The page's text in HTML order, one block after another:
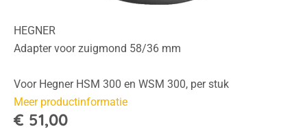
HEGNER
Adapter voor zuigmond 58/36 mm
Voor Hegner HSM 300 en WSM 300, per stuk
Meer productinformatie
€ 51,00